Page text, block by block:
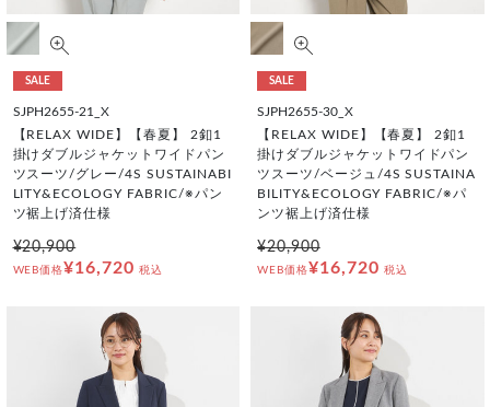
SALE
SJPH2655-21_X
【RELAX WIDE】【春夏】 2釦1
掛けダブルジャケットワイドパン
ツスーツ/グレー/4S SUSTAINABI
LITY&ECOLOGY FABRIC/※パン
ツ裾上げ済仕様
¥20,900
WEB価格¥16,720 税込
SALE
SJPH2655-30_X
【RELAX WIDE】【春夏】 2釦1
掛けダブルジャケットワイドパン
ツスーツ/ベージュ/4S SUSTAINA
BILITY&ECOLOGY FABRIC/※パ
ンツ裾上げ済仕様
¥20,900
WEB価格¥16,720 税込